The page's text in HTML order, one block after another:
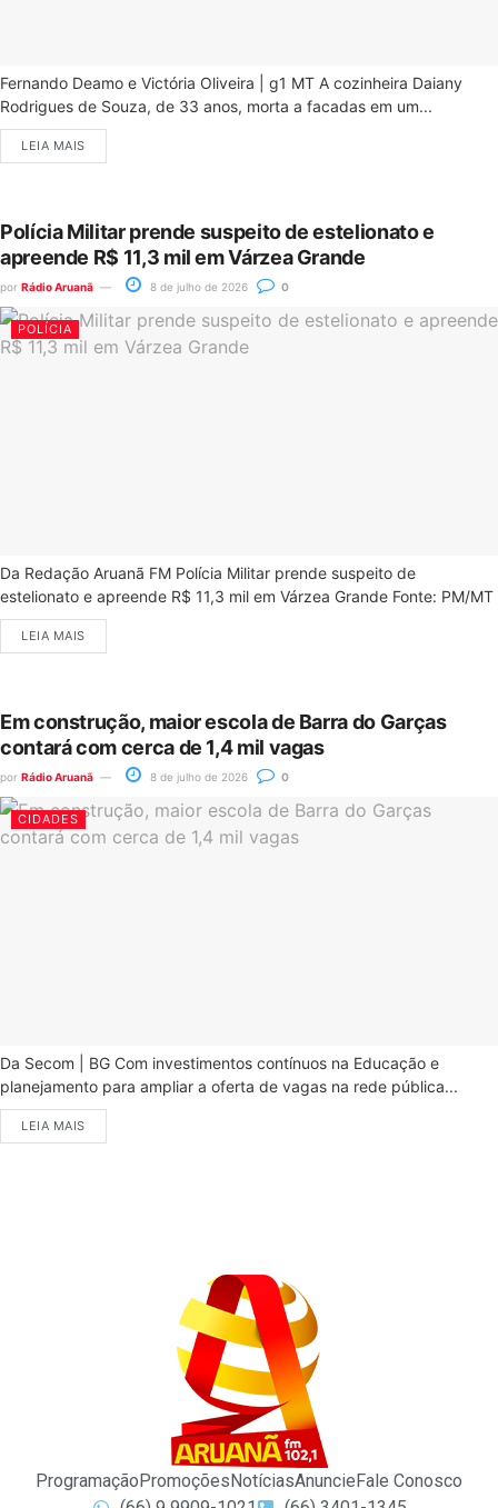
Fernando Deamo e Victória Oliveira | g1 MT A cozinheira Daiany
Rodrigues de Souza, de 33 anos, morta a facadas em um...
LEIA MAIS
Polícia Militar prende suspeito de estelionato e
apreende R$ 11,3 mil em Várzea Grande
por Rádio Aruanã 8 de julho de 2026 0
POLÍCIA
Da Redação Aruanã FM Polícia Militar prende suspeito de
estelionato e apreende R$ 11,3 mil em Várzea Grande Fonte: PM/MT
LEIA MAIS
Em construção, maior escola de Barra do Garças
contará com cerca de 1,4 mil vagas
por Rádio Aruanã 8 de julho de 2026 0
CIDADES
Da Secom | BG Com investimentos contínuos na Educação e
planejamento para ampliar a oferta de vagas na rede pública...
LEIA MAIS
ProgramaçãoPromoçõesNotíciasAnuncieFale Conosco